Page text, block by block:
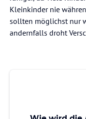
Kleinkinder nie
sollten möglichst nur
andernfalls droht